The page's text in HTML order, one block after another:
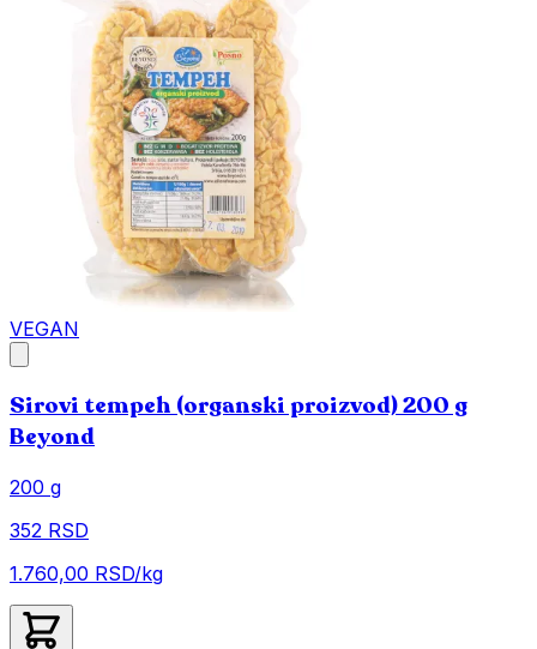
VEGAN
Sirovi tempeh (organski proizvod) 200 g
Beyond
200 g
352 RSD
1.760,00 RSD/kg